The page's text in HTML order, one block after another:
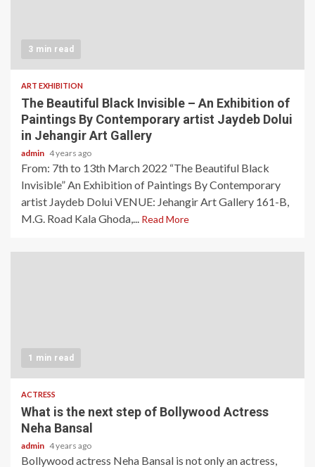
3 min read
ART EXHIBITION
The Beautiful Black Invisible – An Exhibition of
Paintings By Contemporary artist Jaydeb Dolui
in Jehangir Art Gallery
admin 4 years ago
From: 7th to 13th March 2022 “The Beautiful Black
Invisible” An Exhibition of Paintings By Contemporary
artist Jaydeb Dolui VENUE: Jehangir Art Gallery 161-B,
M.G. Road Kala Ghoda,... Read More
1 min read
ACTRESS
What is the next step of Bollywood Actress
Neha Bansal
admin 4 years ago
Bollywood actress Neha Bansal is not only an actress,